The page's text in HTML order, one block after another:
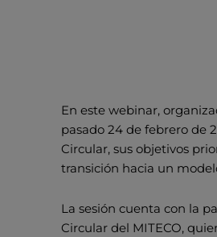
En este webinar,
pasado 24 de febrero de
Circular, sus objetivos
transición hacia un
La sesión cuenta con la
Circular del MITECO,